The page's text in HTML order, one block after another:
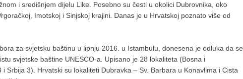
i središnjem dijelu Like. Posebno su česti u okolici Dubrovnika, oko
Imotskoj i Sinjskoj krajini. Danas je u Hrvatskoj poznato više od
za svjetsku baštinu u lipnju 2016. u Istambulu, donesena je odluka da se
svjetske baštine UNESCO-a. Upisano je 28 lokaliteta (Bosna i
Srbija 3). Hrvatski su lokaliteti Dubravka – Sv. Barbara u Konavlima i Cista